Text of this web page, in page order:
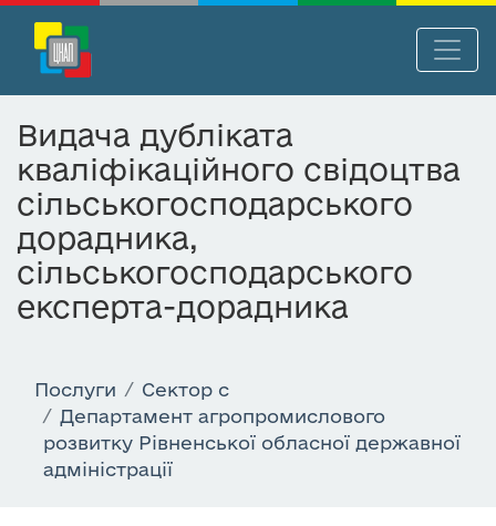
е
й
т
и
д
о
о
с
Послуги
Сектор c
Департамент агропромислового
розвитку Рівненської обласної державної
адміністрації
Видача дубліката
кваліфікаційного свідоцтва
сільськогосподарського
дорадника,
сільськогосподарського
експерта-дорадника